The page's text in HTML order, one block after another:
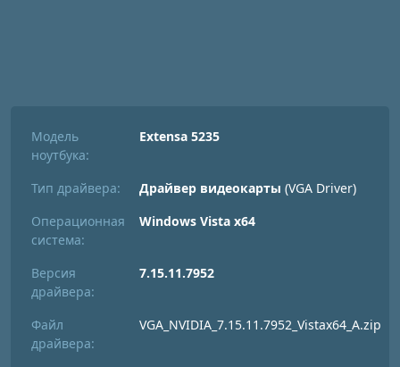
Модель
ноутбука:
Extensa 5235
Тип драйвера: Драйвер видеокарты (VGA Driver)
Операционная
система:
Windows Vista x64
Версия
драйвера:
7.15.11.7952
Файл
драйвера:
VGA_NVIDIA_7.15.11.7952_Vistax64_A.zip